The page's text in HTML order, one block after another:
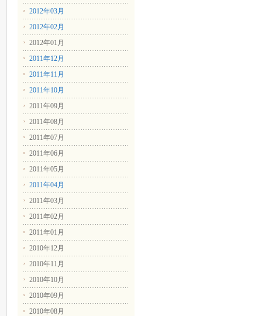
2012年03月
2012年02月
2012年01月
2011年12月
2011年11月
2011年10月
2011年09月
2011年08月
2011年07月
2011年06月
2011年05月
2011年04月
2011年03月
2011年02月
2011年01月
2010年12月
2010年11月
2010年10月
2010年09月
2010年08月